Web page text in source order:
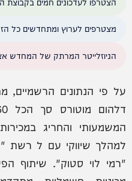
מצטרפים לערוץ ומתחדשים כל
הניוזלייטר המרתק של המחדש
על פי הנתונים הרשמיים,
המשמעותי והחריג
למהלך שיווקי עם ל רשת
"רמי לוי סטוק". שיתוף